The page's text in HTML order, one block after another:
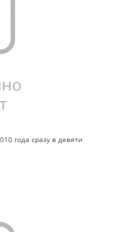
года сразу в девяти